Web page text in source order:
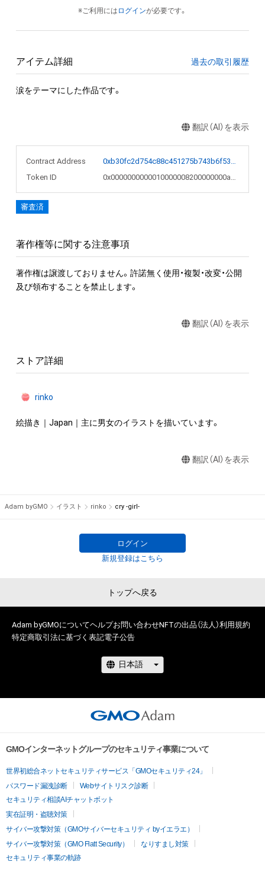
※ご利用には ログインが必要です。
アイテム詳細 過去の取引履歴
涙をテーマにした作品です。
翻訳（AI）を表示
Contract Address
0xb30fc2d754c88c451275b743b6f530f19f643683
Token ID
0x0000000000010000008200000000a1a0
審査済
著作権等に関する注意事項
著作権は譲渡しておりません。許諾無く使用・複製・改変・公開
及び領布することを禁止します。
翻訳（AI）を表示
ストア詳細
rinko
絵描き｜Japan｜主に男女のイラストを描いています。
翻訳（AI）を表示
Adam byGMO イラスト rinko cry -girl-
ログイン
新規登録はこちら
トップへ戻る
Adam byGMOについてヘルプお問い合わせNFTの出品（法人）利用規約
特定商取引法に基づく表記電子公告
GMOインターネットグループのセキュリティ事業について
世界初総合ネットセキュリティサービス「GMOセキュリティ24」
パスワード漏洩診断
Webサイトリスク診断
セキュリティ相談AIチャットボット
実在証明・盗聴対策
サイバー攻撃対策（GMOサイバーセキュリティ byイエラエ）
サイバー攻撃対策（GMO Flatt Security）
なりすまし対策
セキュリティ事業の軌跡